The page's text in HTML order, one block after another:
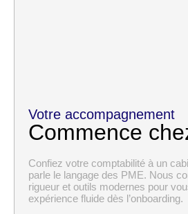
Votre accompagnement
Commence
Confiez votre comptabilité à un
parle le langage des PME. Nous
rigueur et outils modernes pour
expérience fluide dès l’onboarding.